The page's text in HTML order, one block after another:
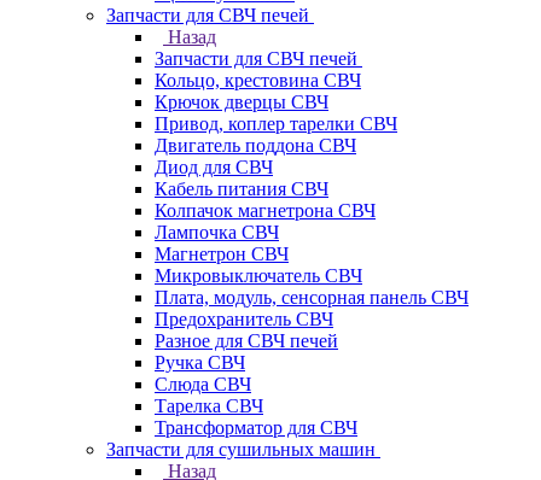
Запчасти для СВЧ печей
Назад
Запчасти для СВЧ печей
Кольцо, крестовина СВЧ
Крючок дверцы СВЧ
Привод, коплер тарелки СВЧ
Двигатель поддона СВЧ
Диод для СВЧ
Кабель питания СВЧ
Колпачок магнетрона СВЧ
Лампочка СВЧ
Магнетрон СВЧ
Микровыключатель СВЧ
Плата, модуль, сенсорная панель СВЧ
Предохранитель СВЧ
Разное для СВЧ печей
Ручка СВЧ
Слюда СВЧ
Тарелка СВЧ
Трансформатор для СВЧ
Запчасти для сушильных машин
Назад